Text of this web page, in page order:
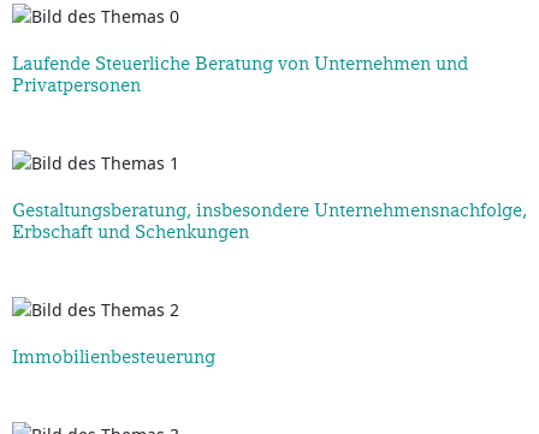
Laufende Steuerliche Beratung von Unternehmen und
Privatpersonen
Gestaltungsberatung, insbesondere Unternehmensnachfolge,
Erbschaft und Schenkungen
Immobilienbesteuerung